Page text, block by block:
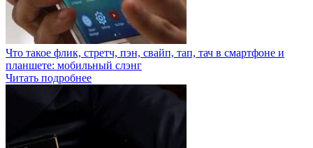
Что такое флик, стретч, пэн, свайп, тап, тач в смартфоне и
планшете: мобильный слэнг
Читать подробнее